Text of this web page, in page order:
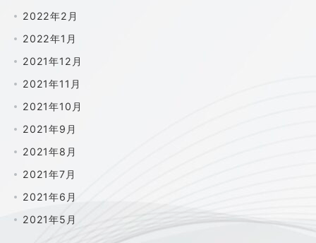
2022年2月
2022年1月
2021年12月
2021年11月
2021年10月
2021年9月
2021年8月
2021年7月
2021年6月
2021年5月